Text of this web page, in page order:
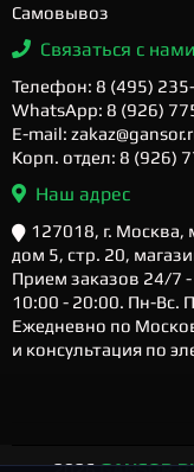
Самовывоз
Связаться с нами
Телефон: 8 (495)
WhatsApp: 8 (926)
E-mail:
Корп. отдел: 8 (926)
Наш адрес
127018, г. Москва,
дом 5, стр. 20,
Прием заказов 24/7 -
10:00 - 20:00. Пн-Вс.
Ежедневно по
и консультация по